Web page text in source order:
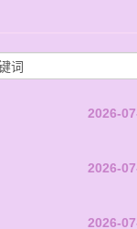
2026-
2026-
2026-